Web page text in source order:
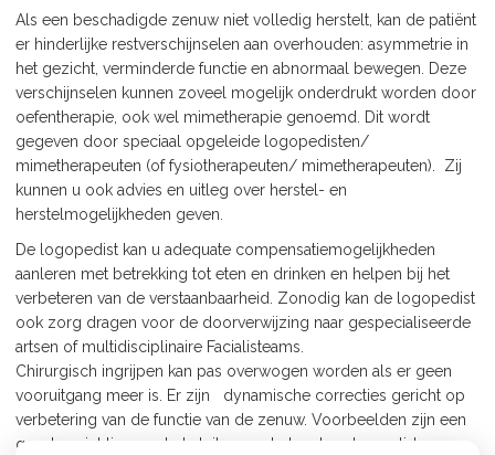
Als een beschadigde zenuw niet volledig herstelt, kan de patiënt
er hinderlijke restverschijnselen aan overhouden: asymmetrie in
het gezicht, verminderde functie en abnormaal bewegen. Deze
verschijnselen kunnen zoveel mogelijk onderdrukt worden door
oefentherapie, ook wel mimetherapie genoemd. Dit wordt
gegeven door speciaal opgeleide logopedisten/
mimetherapeuten (of fysiotherapeuten/ mimetherapeuten). Zij
kunnen u ook advies en uitleg over herstel- en
herstelmogelijkheden geven.
De logopedist kan u adequate compensatiemogelijkheden
aanleren met betrekking tot eten en drinken en helpen bij het
verbeteren van de verstaanbaarheid. Zonodig kan de logopedist
ook zorg dragen voor de doorverwijzing naar gespecialiseerde
artsen of multidisciplinaire Facialisteams.
Chirurgisch ingrijpen kan pas overwogen worden als er geen
vooruitgang meer is. Er zijn dynamische correcties gericht op
verbetering van de functie van de zenuw. Voorbeelden zijn een
goudgewichtje voor het sluiten van het verlamde ooglid, op